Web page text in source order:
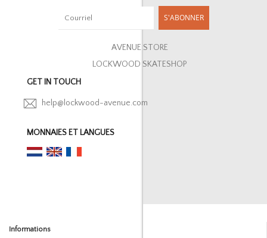
S'ABONNER
AVENUE STORE
LOCKWOOD SKATESHOP
GET IN TOUCH
help@lockwood-avenue.com
MONNAIES ET LANGUES
Informations